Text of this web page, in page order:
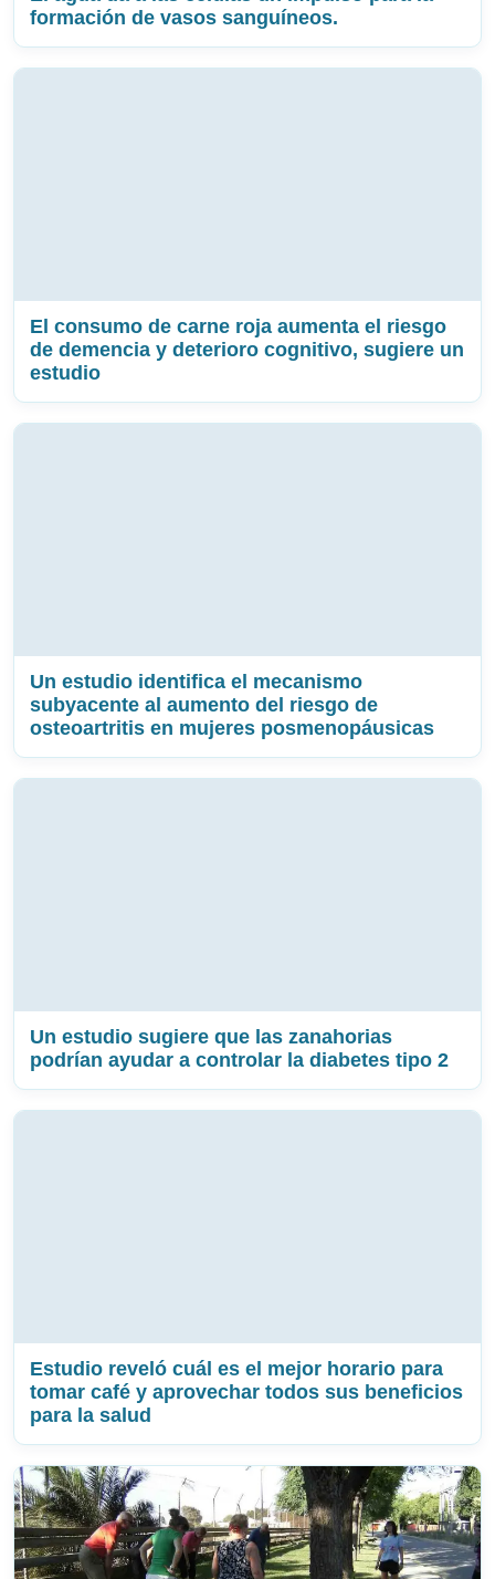
formación de vasos sanguíneos.
El consumo de carne roja aumenta el riesgo
de demencia y deterioro cognitivo, sugiere un
estudio
Un estudio identifica el mecanismo
subyacente al aumento del riesgo de
osteoartritis en mujeres posmenopáusicas
Un estudio sugiere que las zanahorias
podrían ayudar a controlar la diabetes tipo 2
Estudio reveló cuál es el mejor horario para
tomar café y aprovechar todos sus beneficios
para la salud